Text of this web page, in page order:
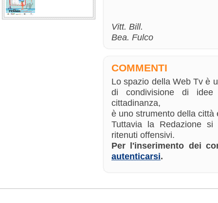
Vitt. Bill.
Bea. Fulco
COMMENTI
Lo spazio della Web Tv è
di condivisione di
cittadinanza,
è uno strumento della città
Tuttavia la Redazione
ritenuti offensivi.
Per l'inserimento dei
autenticarsi.